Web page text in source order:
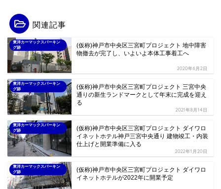
関連記事
東洋カーマックスパーキン
グ跡
(仮称)神戸市中央区三宮町プロジェクト 地中障害
物撤去が完了し、いよいよ本体工事着工へ
2020年6月2日
東洋カーマックスパーキン
グ跡
(仮称)神戸市中央区三宮町プロジェクト 三宮中央
通りの新生ランドマークとして年末に完成を迎え
る
2021年8月14日
東洋カーマックスパーキン
グ跡
(仮称)神戸市中央区三宮町プロジェクト ダイワロ
イネットホテル神戸三宮中央通り 建物竣工・内装
仕上げと開業準備に入る
2022年1月20日
東洋カーマックスパーキン
グ跡
(仮称)神戸市中央区三宮町プロジェクト ダイワロ
イネットホテルが2022年に開業予定